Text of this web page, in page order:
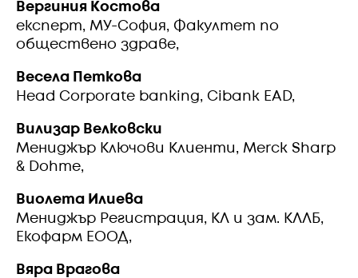
Вергиния Костова
експерт, МУ-София, Факултет по
обществено здраве,
Весела Петкова
Head Corporate banking, Cibank EAD,
Вилизар Велковски
Мениджър Ключови Клиенти, Merck Sharp
& Dohme,
Виолета Илиева
Мениджър Регистрация, КЛ и зам. КЛЛБ,
Екофарм ЕООД,
Вяра Врагова